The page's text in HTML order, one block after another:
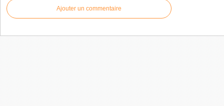
Ajouter un commentaire